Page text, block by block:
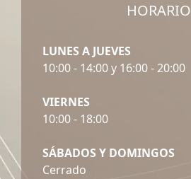
HORARIO
LUNES A JUEVES
10:00 - 14:00 y 16:00 - 20:00
VIERNES
10:00 - 18:00
SÁBADOS Y DOMINGOS
Cerrado